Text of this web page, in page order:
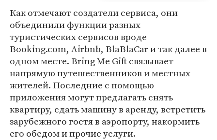
Как отмечают создатели сервиса, они
объединили функции разных
туристических сервисов вроде
Booking.com, Airbnb, BlaBlaCar и так далее в
одном месте. Bring Me Gift связывает
напрямую путешественников и местных
жителей. Последние с помощью
приложения могут предлагать снять
квартиру, сдать машину в аренду, встретить
зарубежного гостя в аэропорту, накормить
его обедом и прочие услуги.